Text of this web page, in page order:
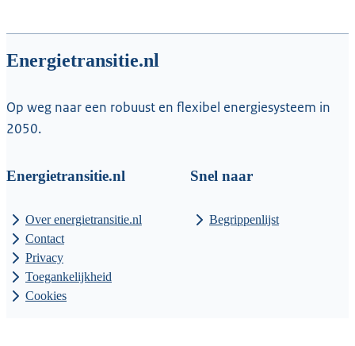
Energietransitie.nl
Op weg naar een robuust en flexibel energiesysteem in
2050.
Energietransitie.nl
Over energietransitie.nl
Contact
Privacy
Toegankelijkheid
Cookies
Snel naar
Begrippenlijst